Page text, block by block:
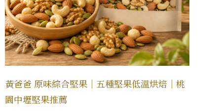
黃爸爸 原味綜合堅果｜五種堅果低溫烘焙｜桃
園中壢堅果推薦